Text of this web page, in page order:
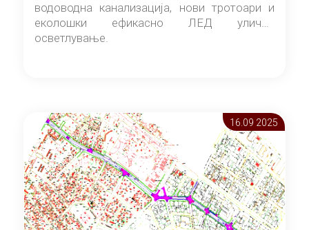
водоводна канализација, нови тротоари и
еколошки ефикасно ЛЕД улично
осветлување.
16.09 2025